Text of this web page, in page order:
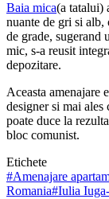
Baia mica(a tatalui)
nuante de gri si
de grade, sugerand
mic, s-a reusit
depozitare.
Aceasta amenajare
designer si mai
poate duce la
bloc comunist.
Etichete
#Amenajare
Romania#Iulia